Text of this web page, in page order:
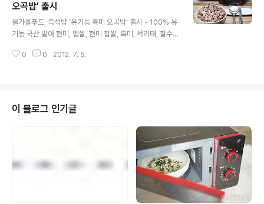
경선 원장님이 지난 4월 17일 아흔아홉 살 생일을 맞으셔
서, 이를 축하하는 백수연(白壽宴)이 서울 세종문화회관
세종홀에서 열렸는데요. 이날 백수연에는 원 원장의 장남
인 원혜영 의원 등 2남 5녀와 자손, 친지, 정치인 등 300
여 명이 참석해 백수를 누리신게 된 것을 축하했답니다. 행
오곡밥’ 출시
올가홀푸드, 즉석밥 ‘유기농 흑미 오곡밥’ 출시 - 100% 유
기농 국산 발아 현미, 멥쌀, 현미 찹쌀, 흑미, 서리태, 찰수수
부드럽고 차진 식감과 소화흡수율 높여 흰 쌀밥이 주류를
곡물로 만든 ‘유기농 흑미 오곡밥’(210g/2,500원)을 출
시했다고 5일 밝혔다. 이번에 출시한 ‘유기농 흑미 오곡
밥’은 발아 현미, 멥쌀, 현미 찹쌀, 흑미, 서리태, 찰수수 등
몸에 좋은 6가지 곡물만으로 만들어 영양이 풍부하고 잡곡
밥 특유의 구수한 맛을 즐길 수 있다. 보존료 역할을 하..
0 0 2012. 7. 5.
이 블로그 인기글